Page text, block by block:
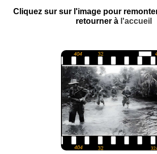
Cliquez sur sur l'image pour
retourner à l'accueil